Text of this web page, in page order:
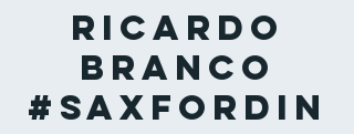
Ricardo
Branco
#SaxForDin